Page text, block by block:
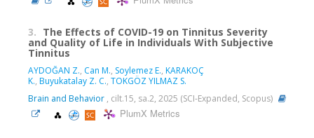
3. The Effects of COVID-19 on Tinnitus Severity
and Quality of Life in Individuals With Subjective
Tinnitus
AYDOĞAN Z., Can M., Soylemez E., KARAKOÇ
K., Buyukatalay Z. C., TOKGÖZ YILMAZ S.
Brain and Behavior , cilt.15, sa.2, 2025 (SCI-Expanded, Scopus)
PlumX Metrics